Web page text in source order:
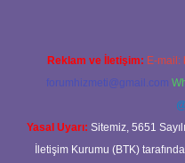
Reklam ve İletişim: E-mail:
forumhizmeti@gmail.com
Yasal Uyarı: Sitemiz, 5651
İletişim Kurumu (BTK)